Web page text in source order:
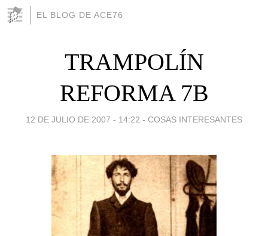
EL BLOG DE ACE76
TRAMPOLÍN
REFORMA 7B
12 DE JULIO DE 2007 - 14:22 - COSAS INTERESANTES